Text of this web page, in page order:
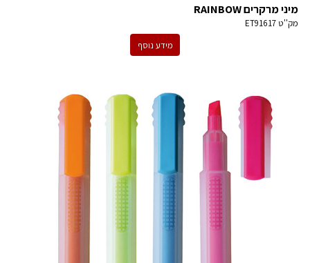
מיני מרקרים RAINBOW
מק''טET91617
מידע נוסף